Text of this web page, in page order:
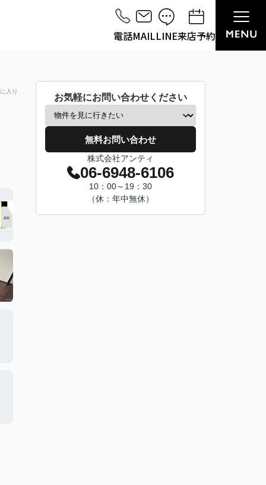
電話MAILLINE来店予約
入り
お気軽にお問い合わせください
無料お問い合わせ
株式会社アンティ
06-6948-6106
10：00～19：30
（休：年中無休）